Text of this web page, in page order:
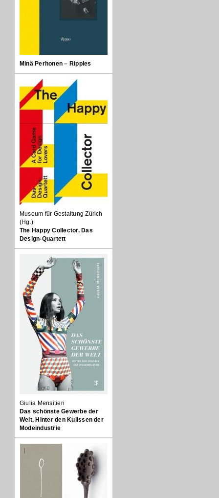
Minä Perhonen – Ripples
Museum für Gestaltung Zürich
(Hg.)
The Happy Collector. Das
Design-Quartett
Giulia Mensitieri
Das schönste Gewerbe der
Welt. Hinter den Kulissen der
Modeindustrie